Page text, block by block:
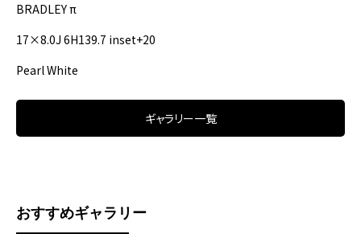
BRADLEY π
17×8.0J 6H139.7 inset+20
Pearl White
ギャラリー一覧
おすすめギャラリー